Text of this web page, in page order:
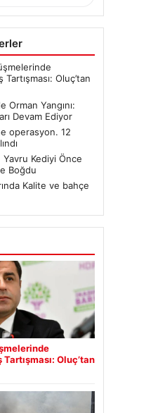
Oluç’tan
Orman Yangını:
Devam Ediyor
operasyon. 12
Yavru Kediyi Önce
Boğdu
Kalite ve bahçe
Oluç’tan